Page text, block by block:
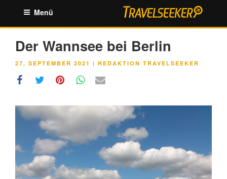
springen
Menü
Der Wannsee bei Berlin
VERÖFFENTLICHT
27. SEPTEMBER 2021 | REDAKTION TRAVELSEEKER